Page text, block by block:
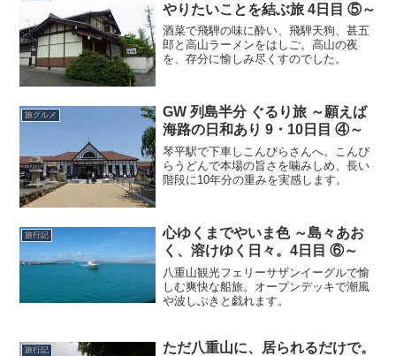
やりたいことを結ぶ旅 4日目 ⑤～
酒菜で飛騨の味に酔い、飛騨天狗、甚五
郎と高山ラーメンをはしご。高山の夜
を、存分に愉しみ尽くすのでした。
旅グルメ
GW 列島半分 ぐるり旅 ～願えば
海路の日和あり 9・10日目 ④～
琴平駅で下車しこんぴらさんへ。こんぴ
らうどんで本場の旨さを噛みしめ、長い
階段に10年分の重みを実感します。
旅行記
心ゆくまでやいま色 ～島々あお
く、溶けゆく日々。4日目 ⑥～
八重山観光フェリーサザンイーグルで愉
しむ爽快な船旅。オープンデッキで潮風
や波しぶきと戯れます。
旅行記
ただ八重山に、居られるだけで。